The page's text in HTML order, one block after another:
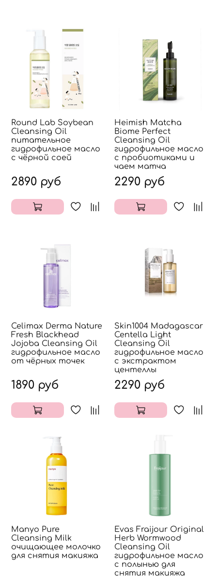
Round Lab Soybean
Cleansing Oil
питательное
гидрофильное масло
с чёрной соей
2890 руб
Heimish Matcha
Biome Perfect
Cleansing Oil
гидрофильное масло
с пробиотиками и
чаем матча
2290 руб
Celimax Derma Nature
Fresh Blackhead
Jojoba Cleansing Oil
гидрофильное масло
от чёрных точек
1890 руб
Skin1004 Madagascar
Centella Light
Cleansing Oil
гидрофильное масло
с экстрактом
центеллы
2290 руб
Manyo Pure
Cleansing Milk
очищающее молочко
для снятия макияжа
Evas Fraijour Original
Herb Wormwood
Cleansing Oil
гидрофильное масло
с полынью для
снятия макияжа